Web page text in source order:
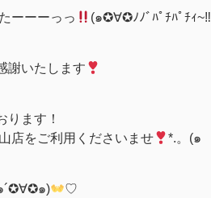
ーーーっっ
(๑✪∀✪ﾉﾉﾞﾊﾟﾁﾊﾟﾁｨ~‼︎
謝いたします
ります！
店をご利用くださいませ
*.。(๑
´✪∀✪๑) ♡